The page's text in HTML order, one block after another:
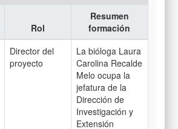
Rol
Resumen
formación
Director del
proyecto
La bióloga Laura
Carolina Recalde
Melo ocupa la
jefatura de la
Dirección de
Investigación y
Extensión